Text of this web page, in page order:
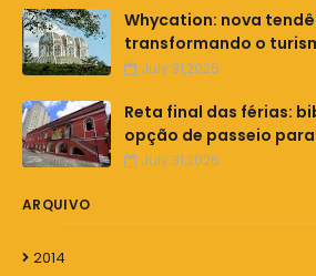
Whycation: nova
transformando o
July 31,2026
Reta final das férias:
opção de passeio
July 31,2026
ARQUIVO
2014